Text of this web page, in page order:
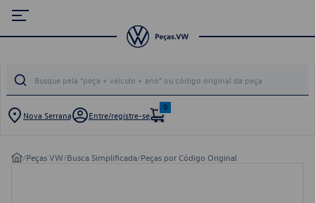
Nova Serrana Entre/registre-se
0
/Peças VW/Busca Simplificada/Peças por Código Original